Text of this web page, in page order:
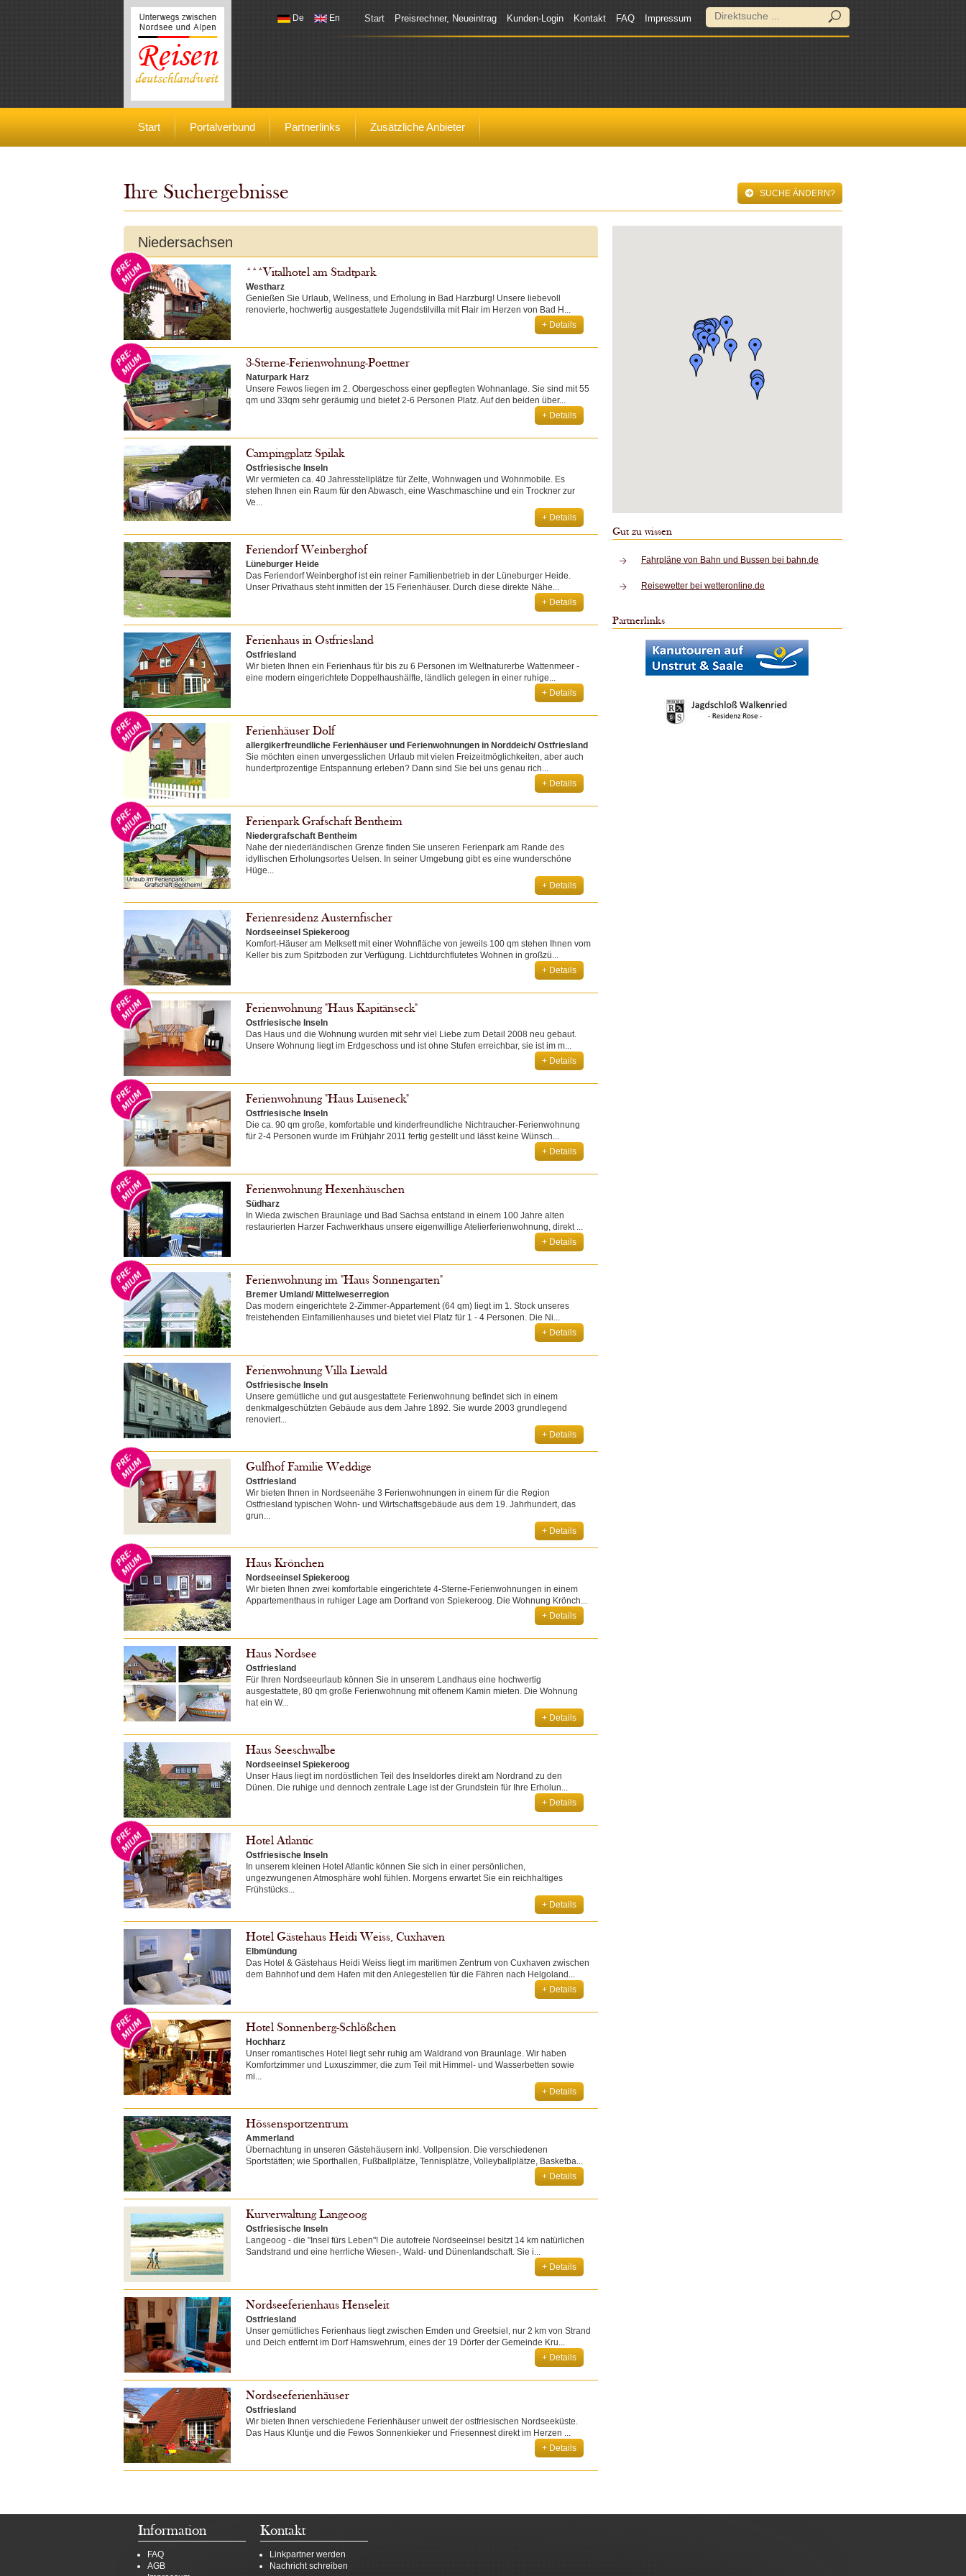
Reisen deutschlandweit
Start Preisrechner, Neueintrag Kunden-Login Kontakt FAQ Impressum
De En
Start Portalverbund Partnerlinks Zusätzliche Anbieter
Ihre Suchergebnisse SUCHE ÄNDERN?
Gut zu wissen
Fahrpläne von Bahn und Bussen bei bahn.de
Reisewetter bei wetteronline.de
Partnerlinks
Niedersachsen
***Vitalhotel am Stadtpark
Westharz
Genießen Sie Urlaub, Wellness, und Erholung in Bad Harzburg! Unsere liebevoll
renovierte, hochwertig ausgestattete Jugendstilvilla mit Flair im Herzen von Bad H...
+ Details
3-Sterne-Ferienwohnung-Poettner
Naturpark Harz
Unsere Fewos liegen im 2. Obergeschoss einer gepflegten Wohnanlage. Sie sind mit 55
qm und 33qm sehr geräumig und bietet 2-6 Personen Platz. Auf den beiden über...
+ Details
Campingplatz Spilak
Ostfriesische Inseln
Wir vermieten ca. 40 Jahresstellplätze für Zelte, Wohnwagen und Wohnmobile. Es
stehen Ihnen ein Raum für den Abwasch, eine Waschmaschine und ein Trockner zur
Ve...
+ Details
Feriendorf Weinberghof
Lüneburger Heide
Das Feriendorf Weinberghof ist ein reiner Familienbetrieb in der Lüneburger Heide.
Unser Privathaus steht inmitten der 15 Ferienhäuser. Durch diese direkte Nähe...
+ Details
Ferienhaus in Ostfriesland
Ostfriesland
Wir bieten Ihnen ein Ferienhaus für bis zu 6 Personen im Weltnaturerbe Wattenmeer -
eine modern eingerichtete Doppelhaushälfte, ländlich gelegen in einer ruhige...
+ Details
Ferienhäuser Dolf
allergikerfreundliche Ferienhäuser und Ferienwohnungen in Norddeich/ Ostfriesland
Sie möchten einen unvergesslichen Urlaub mit vielen Freizeitmöglichkeiten, aber auch
hundertprozentige Entspannung erleben? Dann sind Sie bei uns genau rich...
+ Details
Ferienpark Grafschaft Bentheim
Niedergrafschaft Bentheim
Nahe der niederländischen Grenze finden Sie unseren Ferienpark am Rande des
idyllischen Erholungsortes Uelsen. In seiner Umgebung gibt es eine wunderschöne
Hüge...
+ Details
Ferienresidenz Austernfischer
Nordseeinsel Spiekeroog
Komfort-Häuser am Melksett mit einer Wohnfläche von jeweils 100 qm stehen Ihnen vom
Keller bis zum Spitzboden zur Verfügung. Lichtdurchflutetes Wohnen in großzü...
+ Details
Ferienwohnung "Haus Kapitänseck"
Ostfriesische Inseln
Das Haus und die Wohnung wurden mit sehr viel Liebe zum Detail 2008 neu gebaut.
Unsere Wohnung liegt im Erdgeschoss und ist ohne Stufen erreichbar, sie ist im m...
+ Details
Ferienwohnung "Haus Luiseneck"
Ostfriesische Inseln
Die ca. 90 qm große, komfortable und kinderfreundliche Nichtraucher-Ferienwohnung
für 2-4 Personen wurde im Frühjahr 2011 fertig gestellt und lässt keine Wünsch...
+ Details
Ferienwohnung Hexenhäuschen
Südharz
In Wieda zwischen Braunlage und Bad Sachsa entstand in einem 100 Jahre alten
restaurierten Harzer Fachwerkhaus unsere eigenwillige Atelierferienwohnung, direkt ...
+ Details
Ferienwohnung im "Haus Sonnengarten"
Bremer Umland/ Mittelweserregion
Das modern eingerichtete 2-Zimmer-Appartement (64 qm) liegt im 1. Stock unseres
freistehenden Einfamilienhauses und bietet viel Platz für 1 - 4 Personen. Die Ni...
+ Details
Ferienwohnung Villa Liewald
Ostfriesische Inseln
Unsere gemütliche und gut ausgestattete Ferienwohnung befindet sich in einem
denkmalgeschützten Gebäude aus dem Jahre 1892. Sie wurde 2003 grundlegend
renoviert...
+ Details
Gulfhof Familie Weddige
Ostfriesland
Wir bieten Ihnen in Nordseenähe 3 Ferienwohnungen in einem für die Region
Ostfriesland typischen Wohn- und Wirtschaftsgebäude aus dem 19. Jahrhundert, das
grun...
+ Details
Haus Krönchen
Nordseeinsel Spiekeroog
Wir bieten Ihnen zwei komfortable eingerichtete 4-Sterne-Ferienwohnungen in einem
Appartementhaus in ruhiger Lage am Dorfrand von Spiekeroog. Die Wohnung Krönch...
+ Details
Haus Nordsee
Ostfriesland
Für Ihren Nordseeurlaub können Sie in unserem Landhaus eine hochwertig
ausgestattete, 80 qm große Ferienwohnung mit offenem Kamin mieten. Die Wohnung
hat ein W...
+ Details
Haus Seeschwalbe
Nordseeinsel Spiekeroog
Unser Haus liegt im nordöstlichen Teil des Inseldorfes direkt am Nordrand zu den
Dünen. Die ruhige und dennoch zentrale Lage ist der Grundstein für Ihre Erholun...
+ Details
Hotel Atlantic
Ostfriesische Inseln
In unserem kleinen Hotel Atlantic können Sie sich in einer persönlichen,
ungezwungenen Atmosphäre wohl fühlen. Morgens erwartet Sie ein reichhaltiges
Frühstücks...
+ Details
Hotel Gästehaus Heidi Weiss, Cuxhaven
Elbmündung
Das Hotel & Gästehaus Heidi Weiss liegt im maritimen Zentrum von Cuxhaven zwischen
dem Bahnhof und dem Hafen mit den Anlegestellen für die Fähren nach Helgoland...
+ Details
Hotel Sonnenberg-Schlößchen
Hochharz
Unser romantisches Hotel liegt sehr ruhig am Waldrand von Braunlage. Wir haben
Komfortzimmer und Luxuszimmer, die zum Teil mit Himmel- und Wasserbetten sowie
mi...
+ Details
Hössensportzentrum
Ammerland
Übernachtung in unseren Gästehäusern inkl. Vollpension. Die verschiedenen
Sportstätten; wie Sporthallen, Fußballplätze, Tennisplätze, Volleyballplätze, Basketba...
+ Details
Kurverwaltung Langeoog
Ostfriesische Inseln
Langeoog - die "Insel fürs Leben"! Die autofreie Nordseeinsel besitzt 14 km natürlichen
Sandstrand und eine herrliche Wiesen-, Wald- und Dünenlandschaft. Sie i...
+ Details
Nordseeferienhaus Henseleit
Ostfriesland
Unser gemütliches Ferienhaus liegt zwischen Emden und Greetsiel, nur 2 km von Strand
und Deich entfernt im Dorf Hamswehrum, eines der 19 Dörfer der Gemeinde Kru...
+ Details
Nordseeferienhäuser
Ostfriesland
Wir bieten Ihnen verschiedene Ferienhäuser unweit der ostfriesischen Nordseeküste.
Das Haus Kluntje und die Fewos Sonnenkieker und Friesennest direkt im Herzen ...
+ Details
Information
FAQ
AGB
Kontakt
Linkpartner werden
Nachricht schreiben